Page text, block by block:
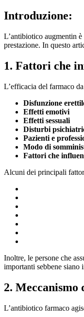
Introduzione:
L’antibiotico augmentin
prestazione. In questo
1. Fattori che
L’efficacia del farmaco
Disfunzione
Effetti emotivi
Effetti sessuali
Disturbi
Pazienti e
Modo di
Fattori che
Alcuni dei principali
Inoltre, le persone che
importanti sebbene
2. Meccanismo
L’antibiotico farmaco